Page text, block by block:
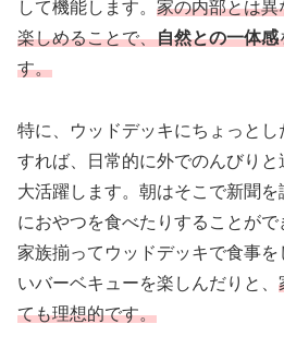
して機能します。 家の内部とは
楽しめることで、自然との一体感
す。
特に、ウッドデッキにちょっと
すれば、日常的に外でのんびり
大活躍します。朝はそこで新聞
におやつを食べたりすることが
家族揃ってウッドデッキで食事
いバーベキューを楽しんだりと、
ても理想的です。